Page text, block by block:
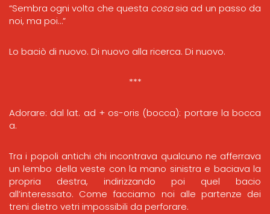
“Sembra ogni volta che questa cosasia ad un passo da
noi, ma poi…”
Lo baciò di nuovo. Di nuovo alla ricerca. Di nuovo.
***
Adorare: dal lat. ad + os-oris (bocca): portare la bocca
a.
Tra i popoli antichi chi incontrava qualcuno ne afferrava
un lembo della veste con la mano sinistra e baciava la
propria destra, indirizzando poi quel bacio
all’interessato. Come facciamo noi alle partenze dei
treni dietro vetri impossibili da perforare.